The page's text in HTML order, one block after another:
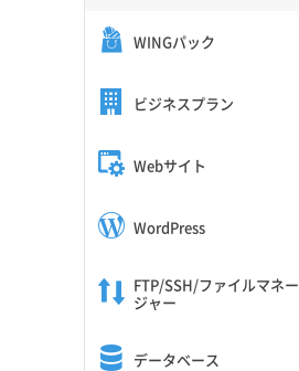
WINGパック
ビジネスプラン
Webサイト
WordPress
FTP/SSH/ファイルマネー
ジャー
データベース